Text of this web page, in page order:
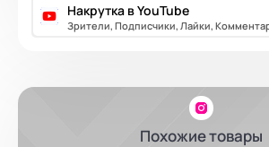
Накрутка в YouTube
Зрители, Подписчики, Лайки,
Похожие товары